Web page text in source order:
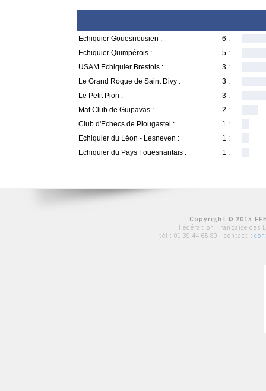
Echiquier Gouesnousien :
6 :
Echiquier Quimpérois :
5 :
USAM Echiquier Brestois :
3 :
Le Grand Roque de Saint Divy :
3 :
Le Petit Pion :
3 :
Mat Club de Guipavas :
2 :
Club d'Echecs de Plougastel :
1 :
Echiquier du Léon - Lesneven :
1 :
Echiquier du Pays Fouesnantais :
1 :
Copyright © 2015
Fédération Française des
tél : 01 39 44 65 80 | contact :